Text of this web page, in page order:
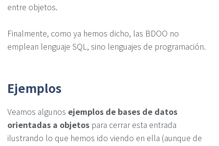
entre objetos.
Finalmente, como ya hemos dicho, las BDOO no
emplean lenguaje SQL, sino lenguajes de programación.
Ejemplos
Veamos algunos ejemplos de bases de datos
orientadas a objetos para cerrar esta entrada
ilustrando lo que hemos ido viendo en ella (aunque de